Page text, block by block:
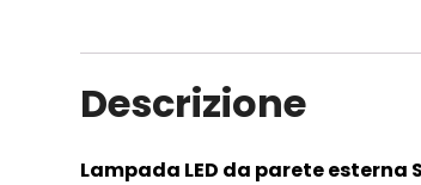
Descrizione
Lampada LED da parete esterna